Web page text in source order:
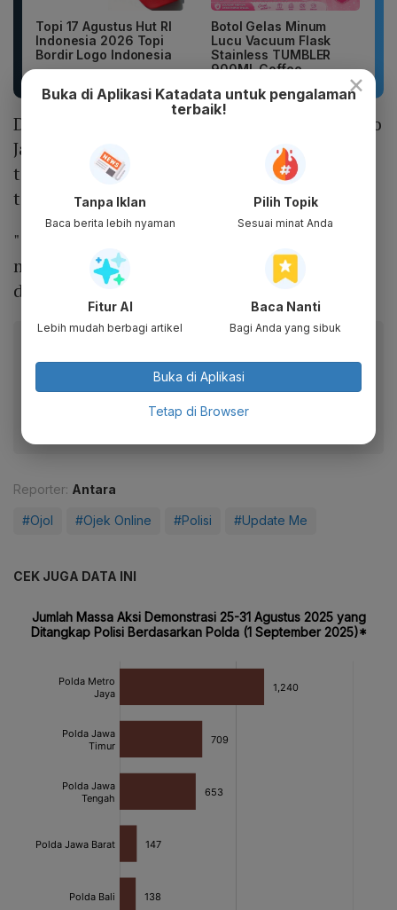
Topi 17 Agustus Hut RI
Indonesia 2026 Topi
Bordir Logo Indonesia
Botol Gelas Minum
Lucu Vacuum Flask
Stainless TUMBLER
900ML Coffee...
Dekananto pun menjamin bahwa Polda Metro
Jaya serta Polres dan Polsek jajaran akan
terbuka menerima laporan pengemudi ojol
terkait aksi kriminal.
"Ini menjadi komitmen. Saya yakin kalau
misalnya ada yang ditolak, tolong laporkan
dengan saya," kata Dekananto.
Dapatkan pengalaman membaca lebih nyaman dan nikmati
fitur menarik lainnya lewat aplikasi mobile Katadata.
Reporter: Antara
#Ojol #Ojek Online #Polisi #Update Me
CEK JUGA DATA INI
×
Buka di Aplikasi Katadata untuk pengalaman
terbaik!
Tanpa Iklan
Baca berita lebih nyaman
Pilih Topik
Sesuai minat Anda
Fitur AI
Lebih mudah berbagi artikel
Baca Nanti
Bagi Anda yang sibuk
Buka di Aplikasi
Tetap di Browser